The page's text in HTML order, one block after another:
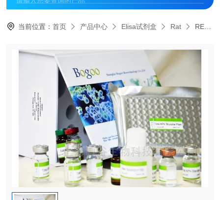
当前位置：首页 产品中心 Elisa试剂盒 Rat REP021大鼠磷酸化p38分裂原激活蛋白激酶